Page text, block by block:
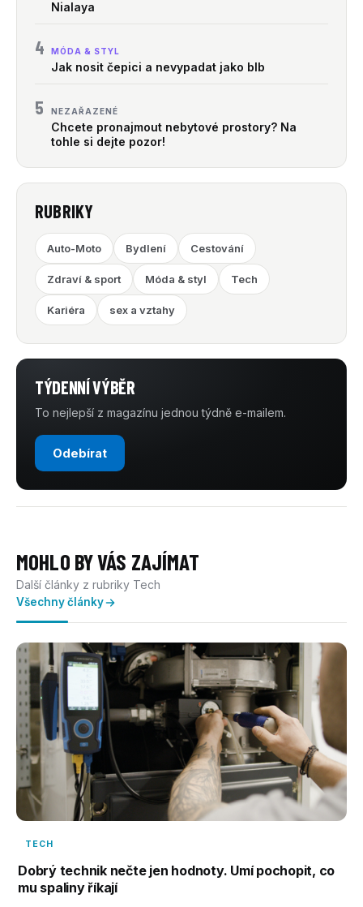
Nialaya
4 MÓDA & STYL
Jak nosit čepici a nevypadat jako blb
5 NEZAŘAZENÉ
Chcete pronajmout nebytové prostory? Na
tohle si dejte pozor!
RUBRIKY
Auto-Moto Bydlení Cestování
Zdraví & sport Móda & styl Tech
Kariéra sex a vztahy
TÝDENNÍ VÝBĚR
To nejlepší z magazínu jednou týdně e-mailem.
Odebírat
MOHLO BY VÁS ZAJÍMAT
Další články z rubriky Tech
Všechny články
TECH
Dobrý technik nečte jen hodnoty. Umí pochopit, co
mu spaliny říkají